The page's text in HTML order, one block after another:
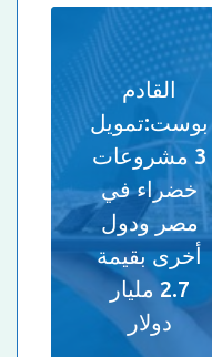
القادم
بوست:تمويل
3 مشروعات
خضراء في
مصر ودول
أخرى بقيمة
2.7 مليار
دولار